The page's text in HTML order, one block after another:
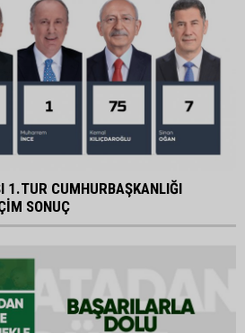
1.TUR CUMHURBAŞKANLIĞI
SONUÇ